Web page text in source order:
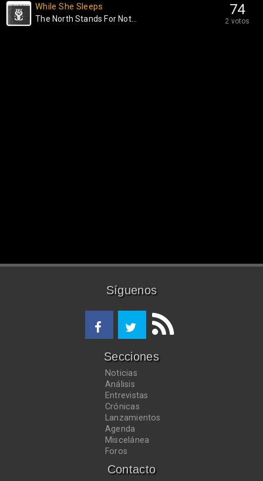
74
2 votos
While She Sleeps
The North Stands For Not...
Síguenos
Secciones
Noticias
Análisis
Entrevistas
Crónicas
Lanzamientos
Agenda
Miscelánea
Foros
Contacto